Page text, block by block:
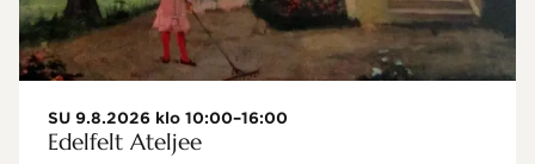
SU 9.8.2026 klo 10:00–16:00
Edelfelt Ateljee